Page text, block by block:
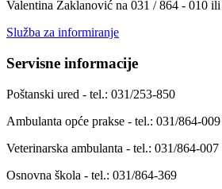
Valentina Zaklanović na 031 / 864 - 010 ili
Služba za informiranje
Servisne informacije
Poštanski ured - tel.: 031/253-850
Ambulanta opće prakse - tel.: 031/864-009
Veterinarska ambulanta - tel.: 031/864-007
Osnovna škola - tel.: 031/864-369